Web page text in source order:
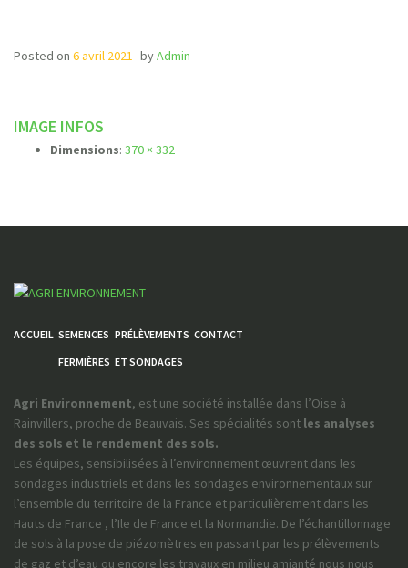
Posted on 6 avril 2021 byAdmin
IMAGE INFOS
Dimensions: 370 × 332
ACCUEIL SEMENCES
FERMIÈRES
PRÉLÈVEMENTS
ET SONDAGES
CONTACT
Agri Environnement, est une société installée dans l’Oise à
Rainvillers, proche de Beauvais. Ses spécialités sont les analyses
des sols et le rendement des sols.
Les équipes, sensibilisées à l’environnement œuvrent dans les
sondages industriels et dans les sondages environnementaux sur
l’ensemble du territoire de la France et particulièrement dans les
Hauts de France , l’Ile de France et la Normandie. De l’échantillonnage
de sols à la pose de piézomètres en passant par les prélèvements
de gaz et d’eau ou encore les travaux en milieu amianté nous nous